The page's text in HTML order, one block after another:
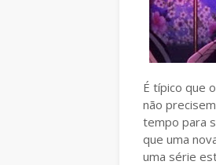
É típico que
não
tempo para
que uma
uma série